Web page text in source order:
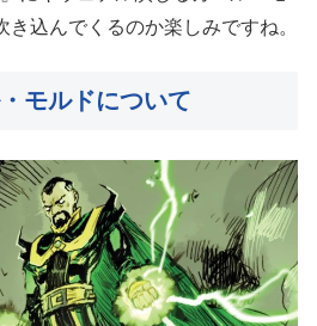
込んでくるのか楽しみですね。
モルドについて